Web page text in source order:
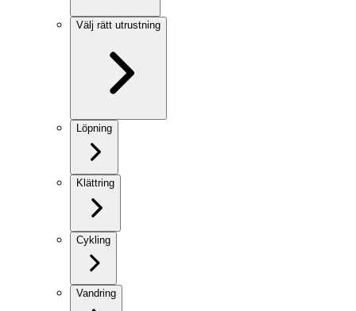
Välj rätt utrustning
Löpning
Klättring
Cykling
Vandring